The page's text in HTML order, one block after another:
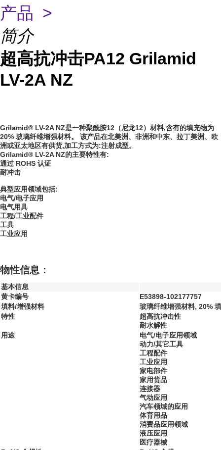
产品 >
简介
超高抗冲击PA12 Grilamid
LV-2A NZ
Grilamid® LV-2A NZ是一种聚酰胺12（尼龙12）材料,含有的填充物为
20% 玻璃纤维增强材料。 该产品在北美洲、非洲和中东、拉丁美洲、欧
洲或亚太地区有供货,加工方式为:注射成型。
Grilamid® LV-2A NZ的主要特性有:
通过 ROHS 认证
耐冲击
典型应用领域包括:
电气/电子应用
电气用具
工程/工业配件
工具
工业应用
物性信息：
基本信息
黄卡编号
E53898-102177757
填料/增强材料
玻璃纤维增强材料, 20%
特性
超高抗冲击性
耐水解性
用途
电气/电子应用领域
动力/其它工具
工程配件
工业应用
家电部件
家用货品
连接器
气动应用
汽车领域的应用
体育用品
消费品应用领域
液压应用
医疗器械